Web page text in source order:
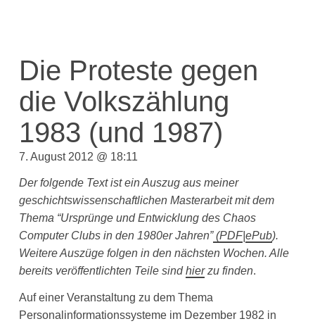
Die Proteste gegen
die Volkszählung
1983 (und 1987)
7. August 2012 @ 18:11
Der folgende Text ist ein Auszug aus meiner
geschichtswissenschaftlichen Masterarbeit mit dem
Thema “Ursprünge und Entwicklung des Chaos
Computer Clubs in den 1980er Jahren” (PDF|ePub).
Weitere Auszüge folgen in den nächsten Wochen. Alle
bereits veröffentlichten Teile sindhierzu finden.
Auf einer Veranstaltung zu dem Thema
Personalinformationssysteme im Dezember 1982 in